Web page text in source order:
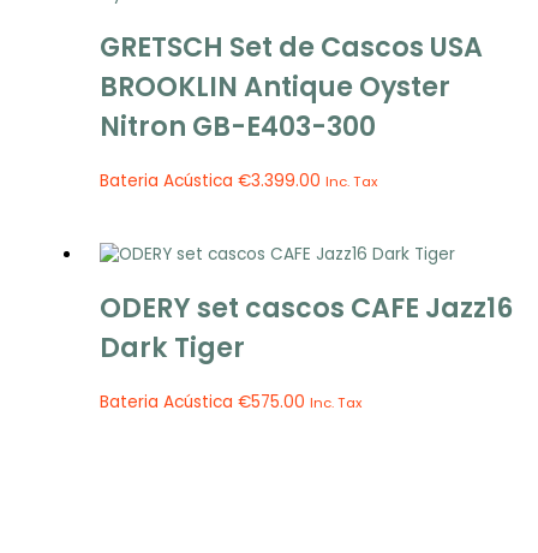
GRETSCH Set de Cascos USA
BROOKLIN Antique Oyster
Nitron GB-E403-300
Bateria Acústica €3.399.00 Inc. Tax
ODERY set cascos CAFE Jazz16
Dark Tiger
Bateria Acústica €575.00 Inc. Tax